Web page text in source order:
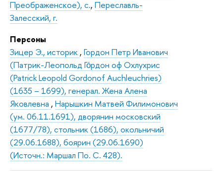
Преображенское), с., Переславль-
Залесский, г.
Персоны
Зицер Э., историк , Гордон Петр Иванович
(Патрик-Леопольд Го́рдон оф Охлухрис
(Patrick Leopold Gordonof Auchleuchries)
(1635 – 1699), генерал. Жена Алена
Яковлевна , Нарышкин Матвей Филимонович
(ум. 06.11.1691), дворянин московский
(1677/78), стольник (1686), окольничий
(29.06.1688), боярин (29.06.1690)
(Источн.: Маршал По. С. 428).